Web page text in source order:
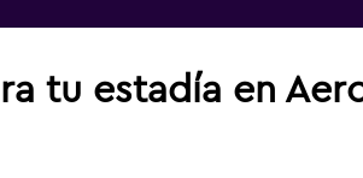
tu estadía en